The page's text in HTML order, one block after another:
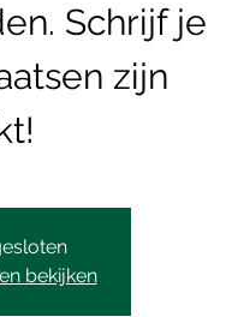
Schrijf je
zijn
bekijken